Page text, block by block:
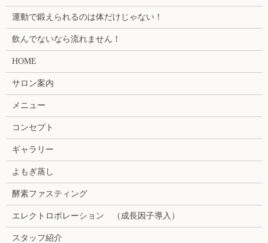
運動で鍛えられるのは体だけじゃない！
飲んでないなら流れません！
HOME
サロン案内
メニュー
コンセプト
ギャラリー
よもぎ蒸し
酵素ファスティング
エレクトロポレーション （成長因子導入）
スタッフ紹介